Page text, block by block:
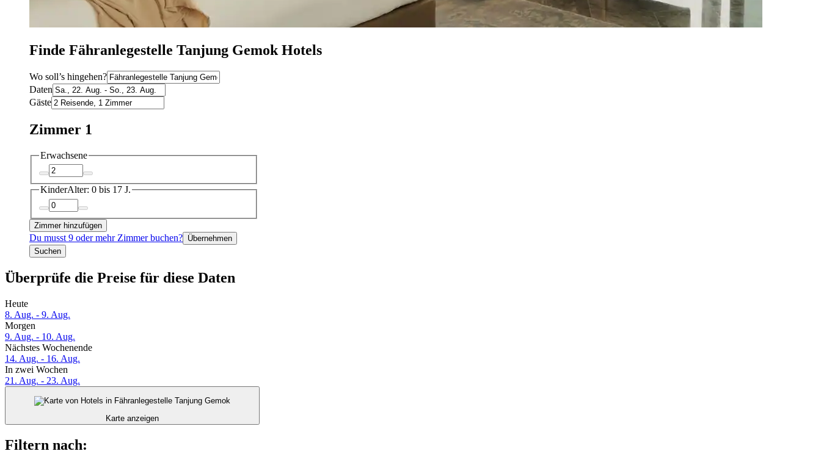
Finde Fähranlegestelle Tanjung Gemok Hotels
Wo soll’s hingehen?
Daten
Gäste
Zimmer 1
Erwachsene
KinderAlter: 0 bis 17 J.
Zimmer hinzufügen
Du musst 9 oder mehr Zimmer buchen? Übernehmen
Suchen
Überprüfe die Preise für diese Daten
Heute
8. Aug. - 9. Aug.
Morgen
9. Aug. - 10. Aug.
Nächstes Wochenende
14. Aug. - 16. Aug.
In zwei Wochen
21. Aug. - 23. Aug.
Karte anzeigen
Filtern nach: